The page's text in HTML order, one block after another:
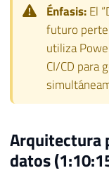
Énfasis:El
futuro
utiliza
CI/CD para
Arquitectura
datos